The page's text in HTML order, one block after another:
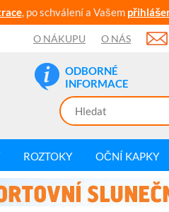
, po schválení a Vašem
O NÁKUPU O NÁS
ODBORNÉ
INFORMACE
ROZTOKY OČNÍ KAPKY